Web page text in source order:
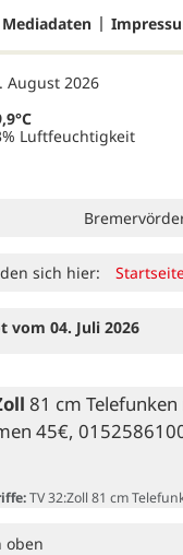
Mediadaten
August 2026
Luftfeuchtigkeit
sich hier:
vom 04. Juli 2026
81 cm
45€,
TV 32:Zoll 81 cm
oben